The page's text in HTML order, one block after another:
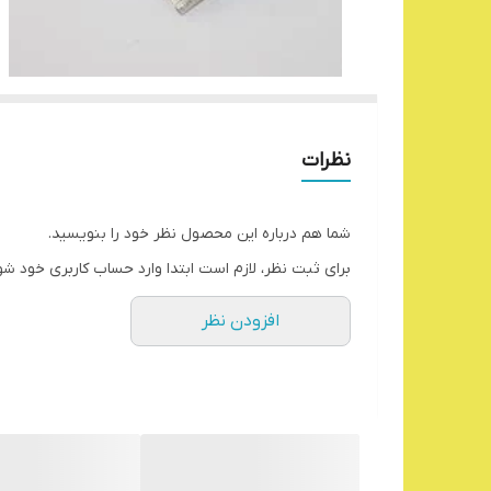
نظرات
شما هم درباره این محصول نظر خود را بنویسید.
برای ثبت نظر، لازم است ابتدا وارد حساب کاربری خود
افزودن نظر